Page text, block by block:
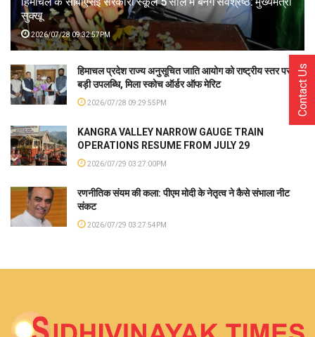
सुक्खू
2026/07/28 09:32:57PM
हिमाचल प्रदेश राज्य अनुसूचित जाति आयोग को राष्ट्रीय स्तर पर
बड़ी उपलब्धि, मिला स्कोच ऑर्डर ऑफ मेरिट
2026/07/28 09:29:55PM
KANGRA VALLEY NARROW GAUGE TRAIN
OPERATIONS RESUME FROM JULY 29
2026/07/29 03:27:00PM
रणनीतिक संयम की कला: पीएम मोदी के नेतृत्व ने कैसे संभाला नीट
संकट
2026/07/29 03:27:54PM
Contact Us